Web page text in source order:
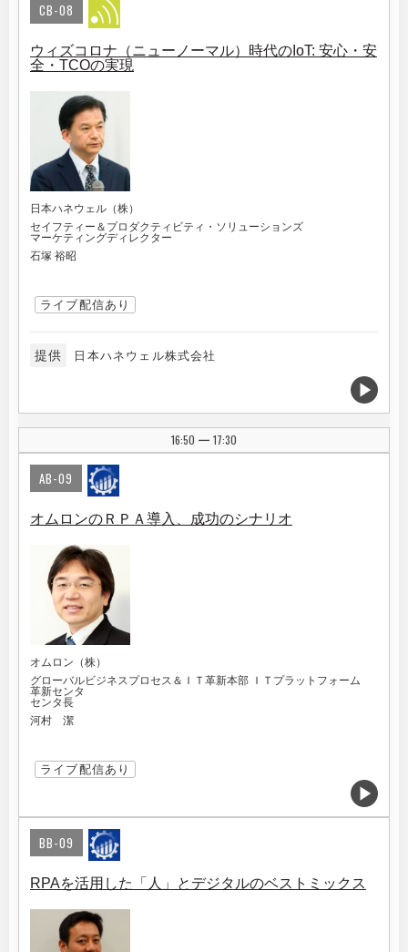
CB-08
ウィズコロナ（ニューノーマル）時代のIoT: 安心・安
全・TCOの実現
日本ハネウェル（株）
セイフティー＆プロダクティビティ・ソリューションズ
マーケティングディレクター
石塚 裕昭
ライブ配信あり
提供 日本ハネウェル株式会社
16:50 | 17:30
AB-09
オムロンのＲＰＡ導入、成功のシナリオ
オムロン（株）
グローバルビジネスプロセス＆ＩＴ革新本部 ＩＴプラットフォーム
革新センタ
センタ長
河村 潔
ライブ配信あり
BB-09
RPAを活用した「人」とデジタルのベストミックス